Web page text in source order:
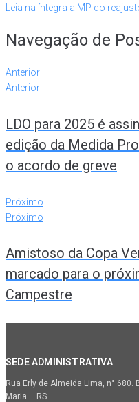
Leia na íntegra a MP do
Navegação de
Anterior
Anterior
LDO para 2025 é
edição da Medida
o acordo de greve
Próximo
Próximo
Amistoso da Copa
marcado para o
Campestre
SEDE ADMINISTRATIVA
Rua Erly de Almeida Lima, n° 680.
Maria – RS